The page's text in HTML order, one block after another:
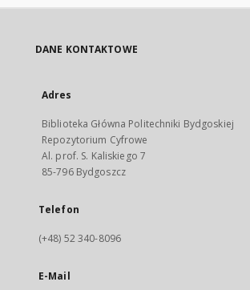
DANE KONTAKTOWE
Adres
Biblioteka Główna Politechniki Bydgoskiej
Repozytorium Cyfrowe
Al. prof. S. Kaliskiego 7
85-796 Bydgoszcz
Telefon
(+48) 52 340-8096
E-Mail